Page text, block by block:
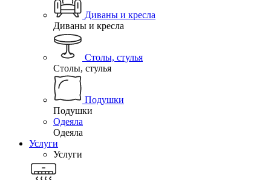
Диваны и кресла
Диваны и кресла
Столы, стулья
Столы, стулья
Подушки
Подушки
Одеяла
Одеяла
Услуги
Услуги